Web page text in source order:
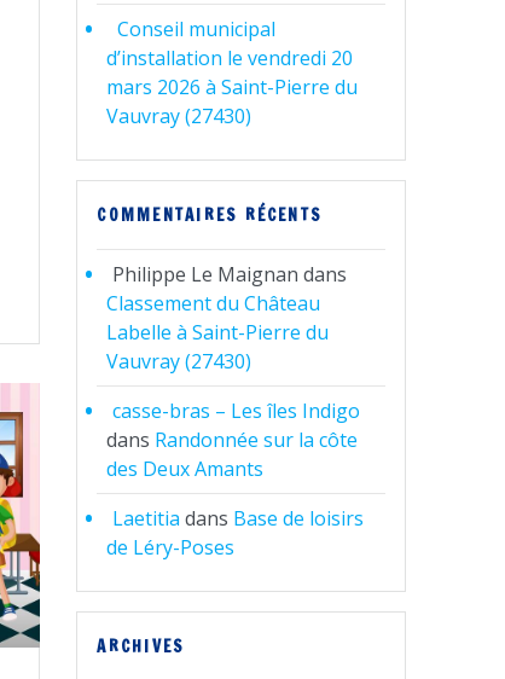
Conseil municipal
d’installation le vendredi 20
mars 2026 à Saint-Pierre du
Vauvray (27430)
COMMENTAIRES RÉCENTS
Philippe Le Maignan dans
Classement du Château
Labelle à Saint-Pierre du
Vauvray (27430)
casse-bras – Les îles Indigo
dans Randonnée sur la côte
des Deux Amants
Laetitia dans Base de loisirs
de Léry-Poses
ARCHIVES